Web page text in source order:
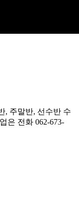
, 주말반, 선수반 수
은 전화 062-673-